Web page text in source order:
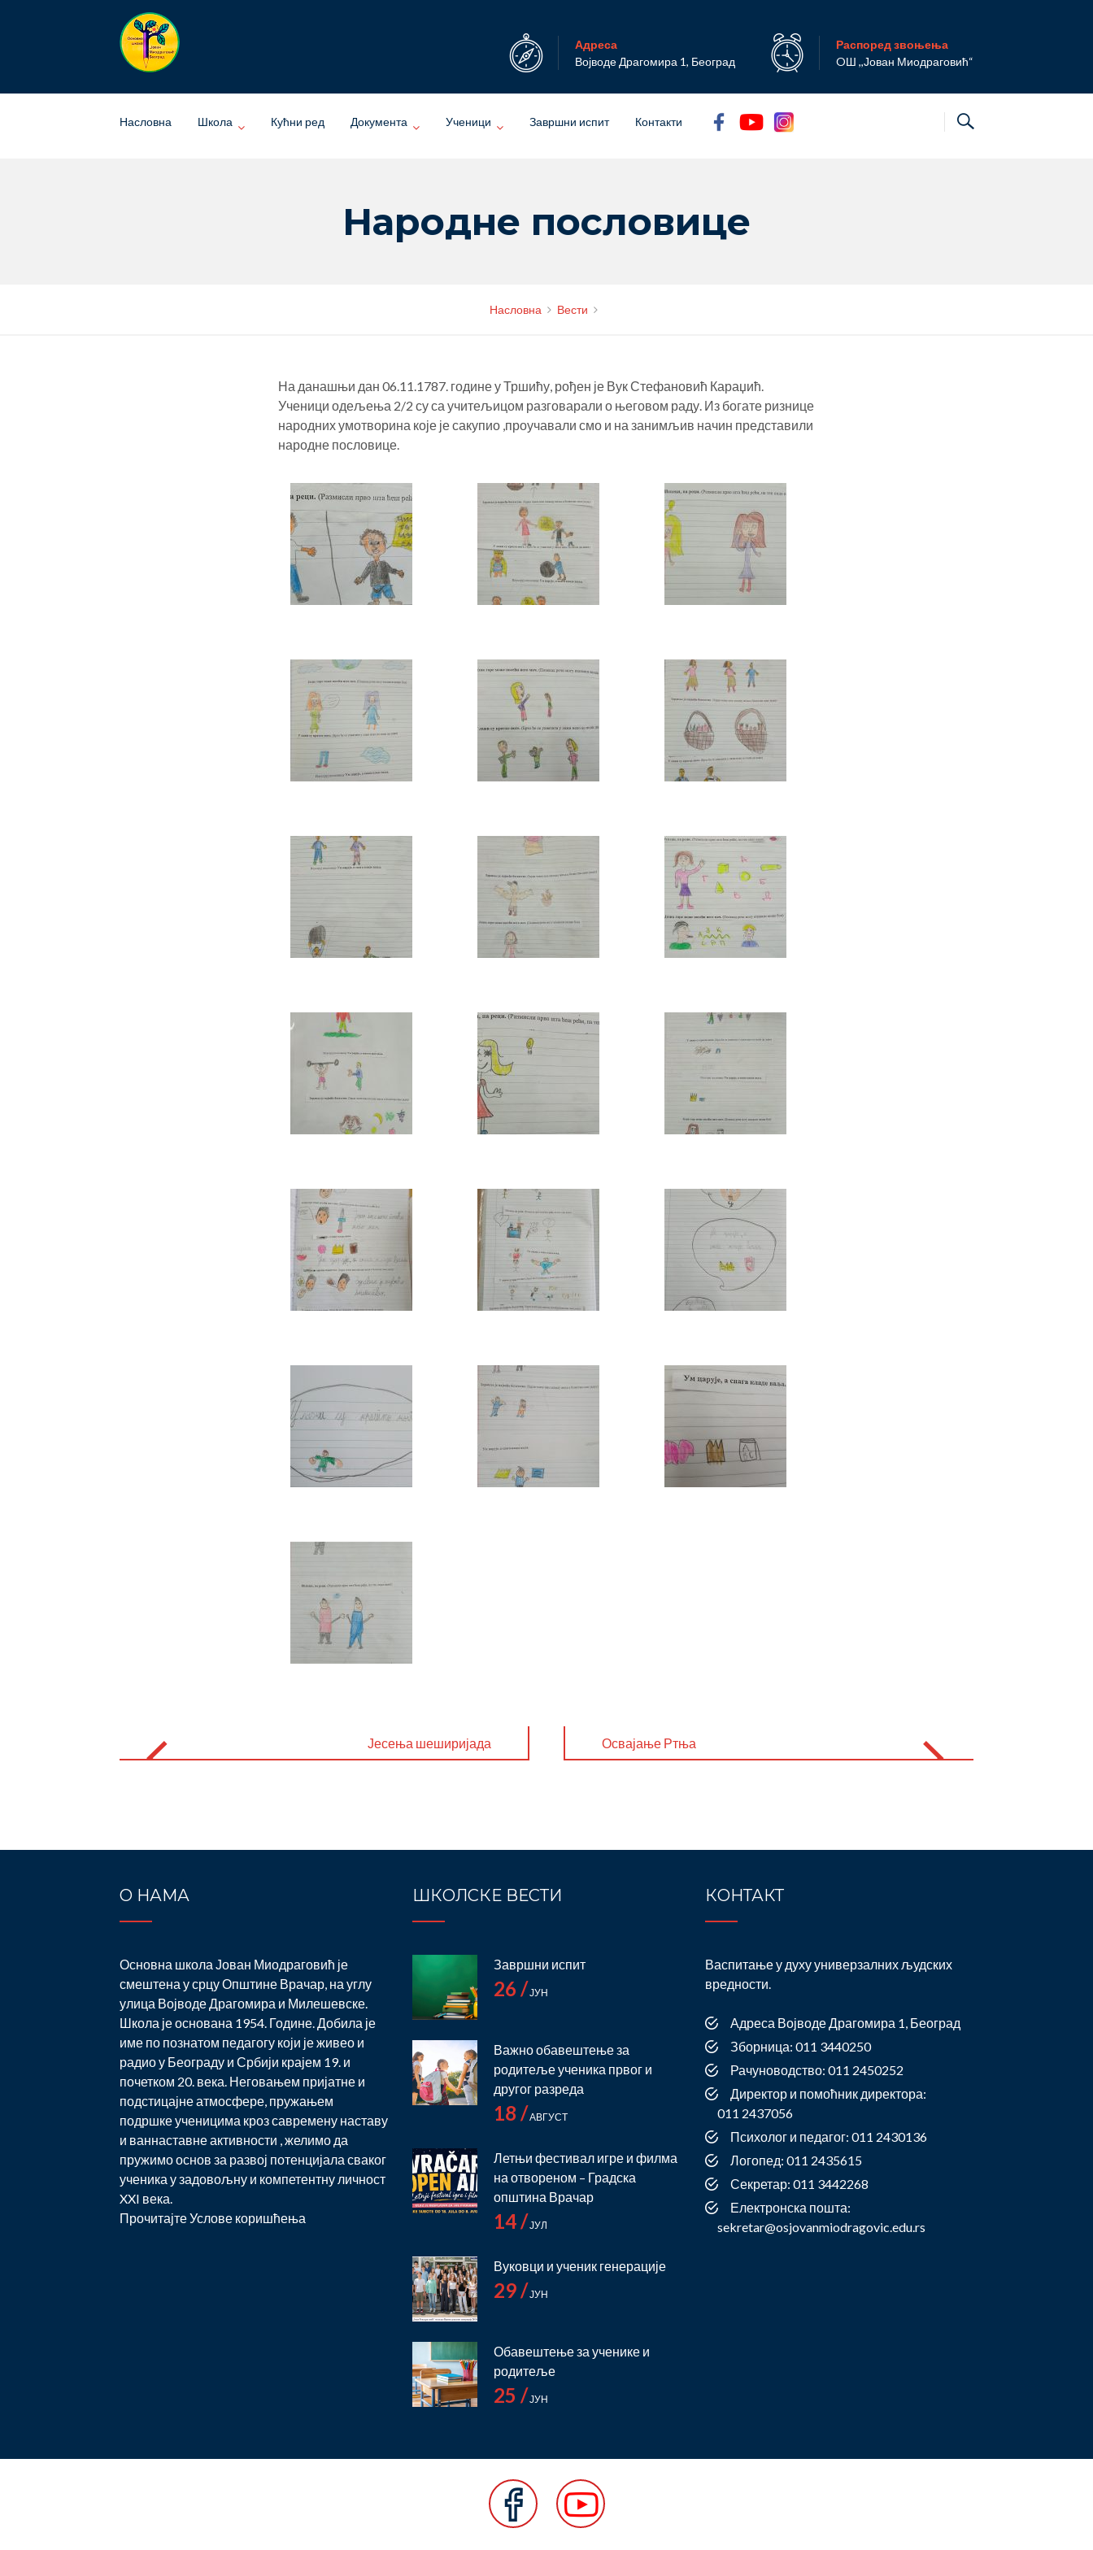
Адреса
Војводе Драгомира 1, Београд
Распоред звоњења
OШ ,,Јован Миодраговић“
Насловна Школа Кућни ред Документа Ученици Завршни испит Контакти
Народне пословице
Насловна Вести
На данашњи дан 06.11.1787. године у Тршићу, рођен је Вук Стефановић Караџић.
Ученици одељења 2/2 су са учитељицом разговарали о његовом раду. Из богате ризнице
народних умотворина које је сакупио ,проучавали смо и на занимљив начин представили
народне пословице.
navigation
Јесења шеширијада Освајање Ртња
О НАМА
Основна школа Јован Миодраговић је
смештена у срцу Општине Врачар, на углу
улица Војводе Драгомира и Милешевске.
Школа је основана 1954. Године. Добила је
име по познатом педагогу који је живео и
радио у Београду и Србији крајем 19. и
почетком 20. века. Неговањем пријатне и
подстицајне атмосфере, пружањем
подршке ученицима кроз савремену наставу
и ваннаставне активности , желимо да
пружимо основ за развој потенцијала сваког
ученика у задовољну и компетентну личност
XXI века.
ПрочитајтеУслове коришћења
ШКОЛСКЕ ВЕСТИ
Завршни испит
26 /ЈУН
Важно обавештење за
родитеље ученика првог и
другог разреда
18 /АВГУСТ
Летњи фестивал игре и филма
на отвореном – Градска
општина Врачар
14 /ЈУЛ
Вуковци и ученик генерације
29 /ЈУН
Обавештење за ученике и
родитеље
25 /ЈУН
КОНТАКТ
Васпитање у духу универзалних људских
вредности.
Адреса Војводе Драгомира 1, Београд
Зборница: 011 3440250
Рачуноводство: 011 2450252
Директор и помоћник директора:
011 2437056
Психолог и педагог: 011 2430136
Логопед: 011 2435615
Секретар: 011 3442268
Електронска пошта:
sekretar@osjovanmiodragovic.edu.rs